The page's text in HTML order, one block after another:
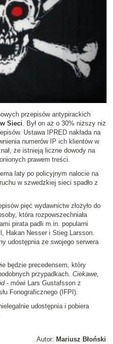
przepisów antypirackich
Sieci. Był on aż o 30% niższy niż
Ustawa IPRED nakłada na
numerów IP ich klientów w
że istnieją liczne dowody na
prawem treści.
laty po policyjnym nalocie na
w szwedzkiej sieci spadło z
pięć wydawnictw złożyło do
która rozpowszechniała
pirata padli m.in. popularni
Hakan Nesser i Stieg Larsson.
udostępnia ze swojego serwera
będzie precedensem, który
przypadkach. Ciekawe,
- mówi Lars Gustafsson z
Fonograficznego (IFPI).
udostępnia i pobiera
Autor: Mariusz Błoński